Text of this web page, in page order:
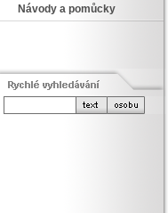
Návody a pomůcky